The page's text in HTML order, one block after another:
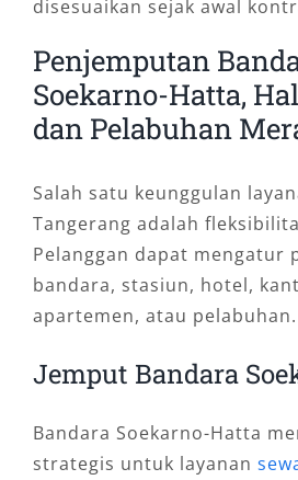
disesuaikan sejak awal
Penjemputan
Soekarno-Hatta,
dan Pelabuhan
Salah satu keunggulan
Tangerang adalah
Pelanggan dapat mengatur
bandara, stasiun, hotel,
apartemen, atau pelabuhan.
Jemput Bandara
Bandara Soekarno-Hatta
strategis untuk layanan